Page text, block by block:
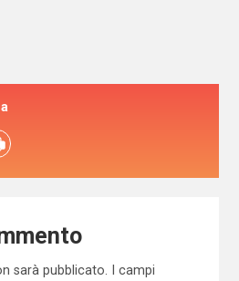
sarà pubblicato.
I campi